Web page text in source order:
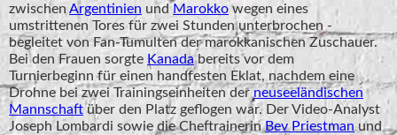
zwischen Argentinien undMarokkowegen eines
umstrittenen Tores für zwei Stunden unterbrochen -
begleitet von Fan-Tumulten der marokkanischen Zuschauer.
Bei den Frauen sorgte Kanadabereits vor dem
Turnierbeginn für einen handfesten Eklat, nachdem eine
Drohne bei zwei Trainingseinheiten derneuseeländischen
Mannschaftüber den Platz geflogen war. Der Video-Analyst
Joseph Lombardi sowie die CheftrainerinBev Priestmanund